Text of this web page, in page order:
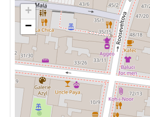
+
−